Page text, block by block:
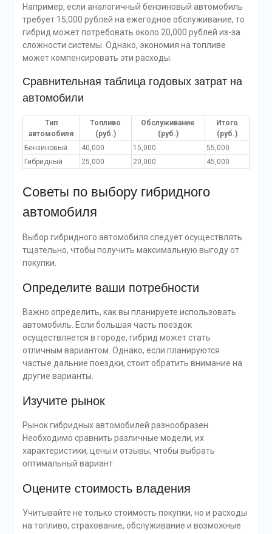
Например, если аналогичный бензиновый автомобиль
требует 15,000 рублей на ежегодное обслуживание, то
гибрид может потребовать около 20,000 рублей из-за
сложности системы. Однако, экономия на топливе
может компенсировать эти расходы.
Сравнительная таблица годовых затрат на
автомобили
Тип
автомобиля
Топливо
(руб.)
Обслуживание
(руб.)
Итого
(руб.)
Бензиновый
40,000 15,000
55,000
Гибридный
25,000 20,000 45,000
Советы по выбору гибридного
автомобиля
Выбор гибридного автомобиля следует осуществлять
тщательно, чтобы получить максимальную выгоду от
покупки.
Определите ваши потребности
Важно определить, как вы планируете использовать
автомобиль. Если большая часть поездок
осуществляется в городе, гибрид может стать
отличным вариантом. Однако, если планируются
частые дальние поездки, стоит обратить внимание на
другие варианты.
Изучите рынок
Рынок гибридных автомобилей разнообразен.
Необходимо сравнить различные модели, их
характеристики, цены и отзывы, чтобы выбрать
оптимальный вариант.
Оцените стоимость владения
Учитывайте не только стоимость покупки, но и расходы
на топливо, страхование, обслуживание и возможные